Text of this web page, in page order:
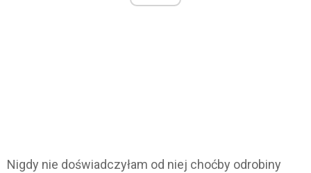
Nigdy nie doświadczyłam od niej choćby odrobiny